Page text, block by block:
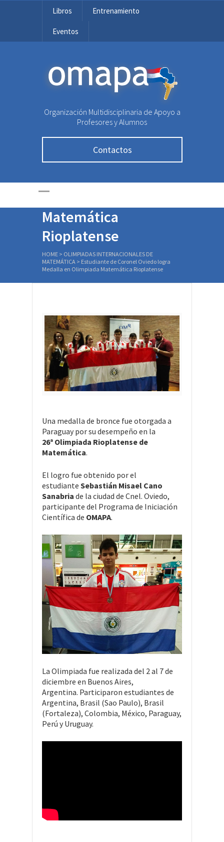
Libros Entrenamiento
Eventos
OMAPA
Organización Multidisciplinaria de Apoyo a
Profesores y Alumnos
Contactos
Estudiante de
Coronel Oviedo logra
Medalla en Olimpiada
Matemática
Rioplatense
HOME > OLIMPIADAS INTERNACIONALES DE
MATEMÁTICA > Estudiante de Coronel Oviedo logra
Medalla en Olimpiada Matemática Rioplatense
Una medalla de bronce fue otorgada a
Paraguay por su desempeño en la
26ª Olimpiada Rioplatense de
Matemática.
El logro fue obtenido por el
estudiante Sebastián Misael Cano
Sanabria de la ciudad de Cnel. Oviedo,
participante del Programa de Iniciación
Científica de OMAPA.
La Olimpiada fue realizada del 2 al 7 de
diciembre en Buenos Aires,
Argentina. Participaron estudiantes de
Argentina, Brasil (Sao Paulo), Brasil
(Fortaleza), Colombia, México, Paraguay,
Perú y Uruguay.